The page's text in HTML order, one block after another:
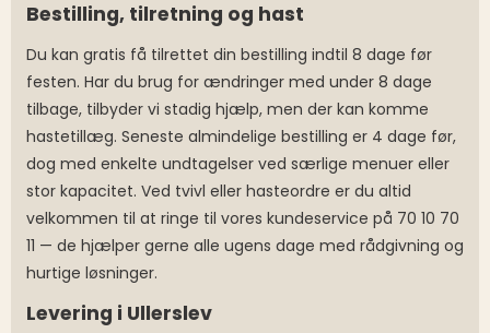
Bestilling, tilretning og hast
Du kan gratis få tilrettet din bestilling indtil 8 dage før
festen. Har du brug for ændringer med under 8 dage
tilbage, tilbyder vi stadig hjælp, men der kan komme
hastetillæg. Seneste almindelige bestilling er 4 dage før,
dog med enkelte undtagelser ved særlige menuer eller
stor kapacitet. Ved tvivl eller hasteordre er du altid
velkommen til at ringe til vores kundeservice på 70 10 70
11 — de hjælper gerne alle ugens dage med rådgivning og
hurtige løsninger.
Levering i Ullerslev